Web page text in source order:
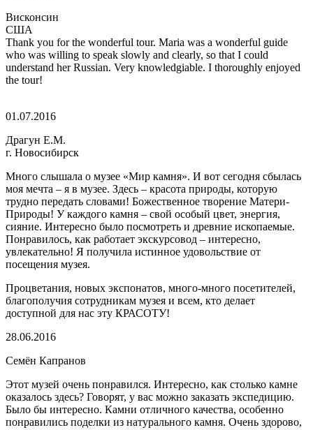
Висконсин
США
Thank you for the wonderful tour. Maria was a wonderful guide
who was willing to speak slowly and clearly, so that I could
understand her Russian. Very knowledgiable. I thoroughly enjoyed
the tour!
01.07.2016
Драгун Е.М.
г. Новосибирск
Много слышала о музее «Мир камня». И вот сегодня сбылась
моя мечта ‒ я в музее. Здесь ‒ красота природы, которую
трудно передать словами! Божественное творение Матери-
Природы! У каждого камня ‒ свой особый цвет, энергия,
сияние. Интересно было посмотреть и древние ископаемые.
Понравилось, как работает экскурсовод ‒ интересно,
увлекательно! Я получила истинное удовольствие от
посещения музея.
Процветания, новых экспонатов, много-много посетителей,
благополучия сотрудникам музея и всем, кто делает
доступной для нас эту КРАСОТУ!
28.06.2016
Семён Капранов
Этот музей очень понравился. Интересно, как столько камне
оказалось здесь? Говорят, у вас можно заказать экспедицию.
Было бы интересно. Камни отличного качества, особенно
понравились поделки из натурального камня. Очень здорово,